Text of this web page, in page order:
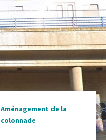
Aménagement de la
colonnade